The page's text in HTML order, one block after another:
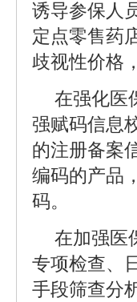
诱导参保人
定点零售药
歧视性价格
在强化医
强赋码信息
的注册备案
编码的产品
码。
在加强医
专项检查、
手段筛查分